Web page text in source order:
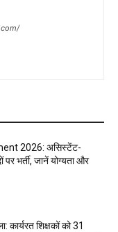
2026: असिस्टेंट-
भर्ती, जानें योग्यता और
कार्यरत शिक्षकों को 31